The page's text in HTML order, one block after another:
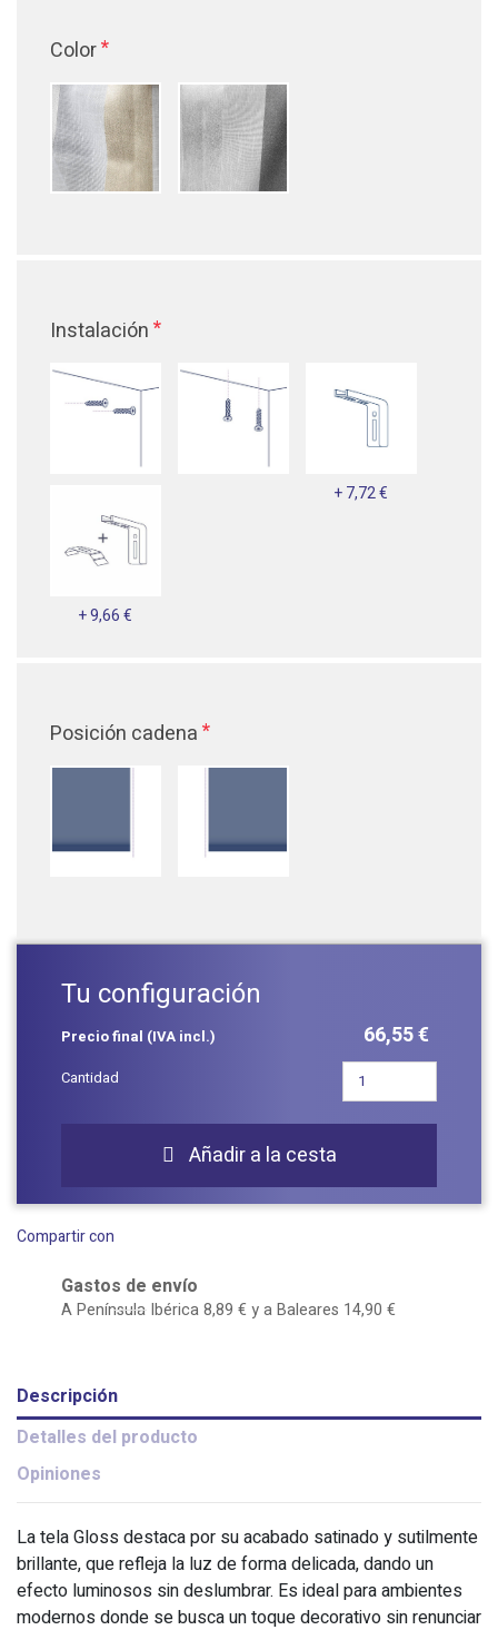
Color*
Instalación *
+ 7,72 €
+ 9,66 €
Posición cadena *
Tu configuración
Precio final (IVA incl.) 66,55 €
Cantidad
 Añadir a la cesta
Compartir con
Gastos de envío
A Península Ibérica 8,89 € y a Baleares 14,90 €
Descripción
Detalles del producto
Opiniones
La tela Gloss destaca por su acabado satinado y sutilmente
brillante, que refleja la luz de forma delicada, dando un
efecto luminosos sin deslumbrar. Es ideal para ambientes
modernos donde se busca un toque decorativo sin renunciar